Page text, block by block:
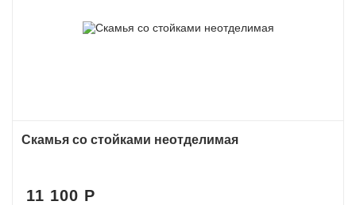
Скамья со стойками неотделимая
11 100 Р